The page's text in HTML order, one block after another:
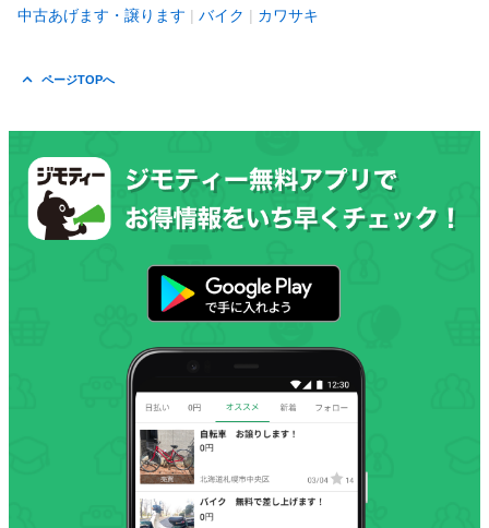
中古あげます・譲ります バイク カワサキ
ページTOPへ